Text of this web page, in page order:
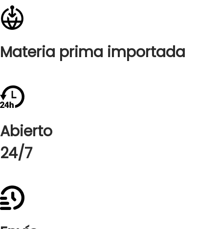
Materia prima importada
Abierto
24/7